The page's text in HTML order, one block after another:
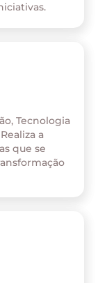
Tecnologia
a
que se